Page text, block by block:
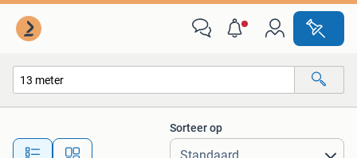
Alle afstanden…
Sorteer op